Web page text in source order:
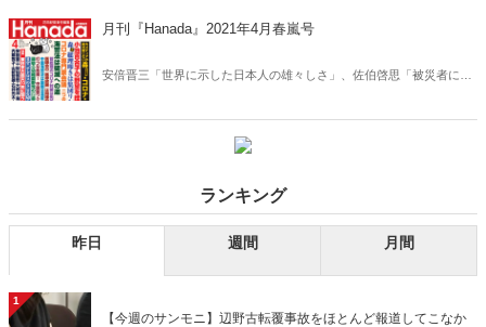
月刊『Hanada』2021年4月春嵐号
安倍晋三「世界に示した日本人の雄々しさ」、佐伯啓思「被災者に寄
点探し』、内山節「人々を動かした基層的精神」、生島ヒロシ「妹夫
婦が天国で見守ってくれている」、西村由紀江「『ピアノがほしい』
後」、山折哲雄「『関東大震災』後と『東日本大震災』後」、特集
「東日本大震災10年に想う」は永久保存版！
ランキング
昨日 週間 月間
1
【今週のサンモニ】辺野古転覆事故をほとんど報道してこなか